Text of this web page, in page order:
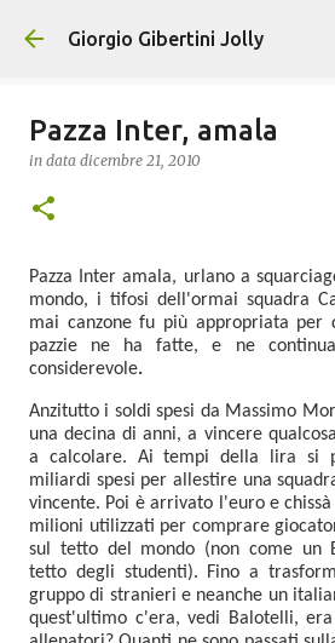
Passa ai contenuti
Giorgio Gibertini Jolly
Pazza Inter, amala
in data dicembre 21, 2010
Pazza Inter amala, urlano a
mondo, i tifosi dell'ormai squadra
mai canzone fu più appropriata per
pazzie ne ha fatte, e ne
considerevole.
Anzitutto i soldi spesi da Massimo
una decina di anni, a vincere
a calcolare. Ai tempi della lira si
miliardi spesi per allestire una
vincente. Poi è arrivato l'euro e
milioni utilizzati per comprare
sul tetto del mondo (non come un
tetto degli studenti).
Fino a
gruppo di stranieri e neanche un
quest'ultimo c'era, vedi Balotelli,